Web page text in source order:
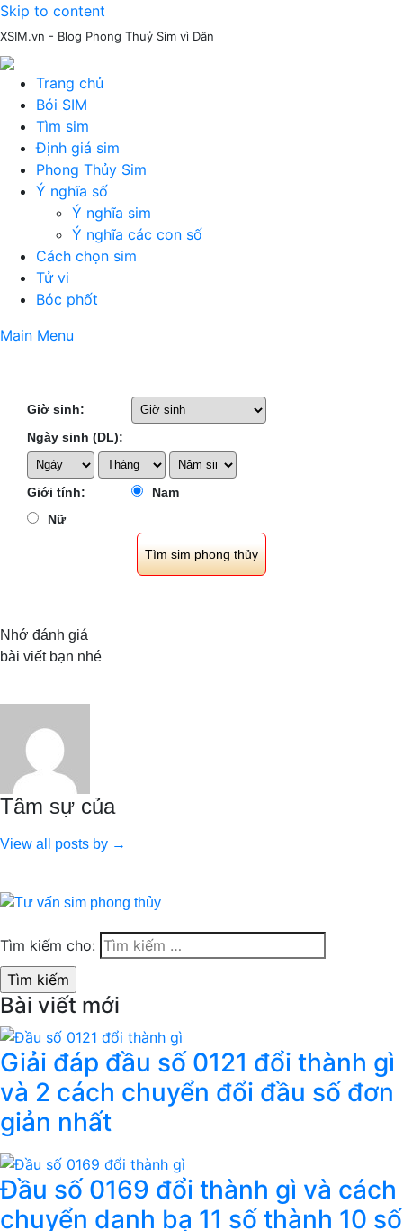
Skip to content
XSIM.vn - Blog Phong Thuỷ Sim vì Dân
Trang chủ
Bói SIM
Tìm sim
Định giá sim
Phong Thủy Sim
Ý nghĩa số
Ý nghĩa sim
Ý nghĩa các con số
Cách chọn sim
Tử vi
Bóc phốt
Main Menu
Giờ sinh:
Ngày sinh (DL):
Giới tính:
Nam
Nữ
Nhớ đánh giá
bài viết bạn nhé
Tâm sự của
View all posts by →
Tìm kiếm cho:
Bài viết mới
Giải đáp đầu số 0121 đổi thành gì
và 2 cách chuyển đổi đầu số đơn
giản nhất
Đầu số 0169 đổi thành gì và cách
chuyển danh bạ 11 số thành 10 số